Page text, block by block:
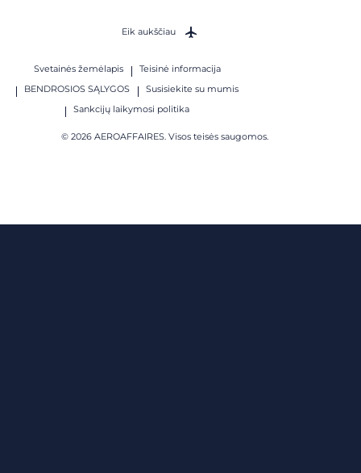
Svetainės žemėlapis
Teisinė informacija
BENDROSIOS SĄLYGOS
Susisiekite su mumis
Sankcijų laikymosi politika
© 2026 AEROAFFAIRES. Visos teisės saugomos.
Eik aukščiau